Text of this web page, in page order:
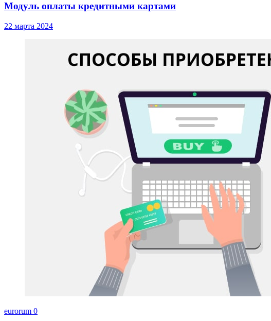
Модуль оплаты кредитными картами
22 марта 2024
eurorum 0